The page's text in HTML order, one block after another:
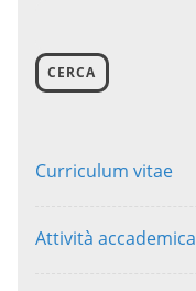
CERCA
Curriculum vitae
Attività accademica